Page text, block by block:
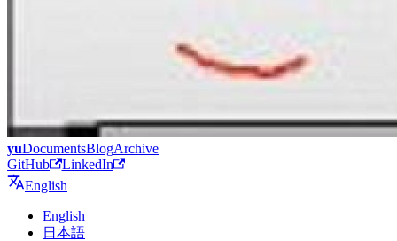
yuDocumentsBlogArchive
GitHub
LinkedIn
English
English
日本語